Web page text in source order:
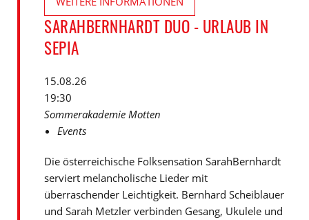
SARAHBERNHARDT DUO - URLAUB IN
SEPIA
15.08.26
19:30
Sommerakademie Motten
Events
Die österreichische Folksensation SarahBernhardt
serviert melancholische Lieder mit
überraschender Leichtigkeit. Bernhard Scheiblauer
und Sarah Metzler verbinden Gesang, Ukulele und